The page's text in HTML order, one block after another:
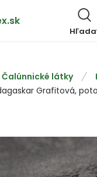
Čalúnnické látky
Grafitová,